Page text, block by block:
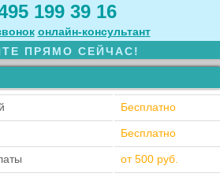
199 39 16
онлайн‑консультант
ПРЯМО СЕЙЧАС!
Бесплатно
Бесплатно
от 500 руб.